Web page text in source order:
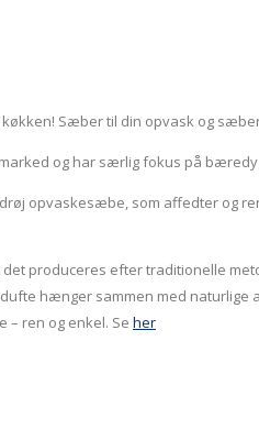
Sæber til din opvask og
og har særlig fokus på
opvaskesæbe, som affedter og
produceres efter traditionelle
hænger sammen med
– ren og enkel. Se her